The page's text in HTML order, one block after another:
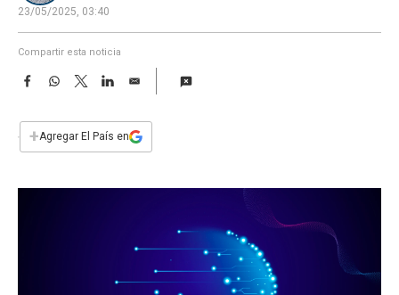
23/05/2025, 03:40
Compartir esta noticia
F
e
b
W
s
T
w
t
L
E
i
l
+Agregar El País en